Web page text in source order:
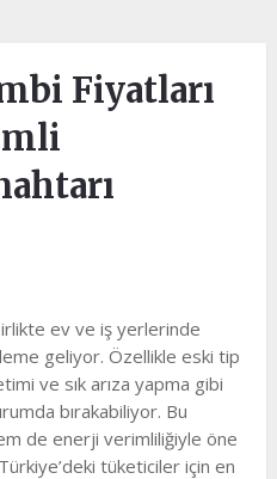
Fiyatları
ev ve iş yerlerinde
geliyor. Özellikle eski tip
ve sık arıza yapma gibi
bırakabiliyor. Bu
de enerji verimliliğiyle öne
tüketiciler için en